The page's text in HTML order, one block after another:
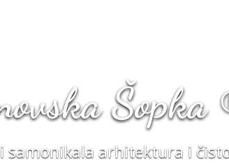
Šopka
arhitektura i